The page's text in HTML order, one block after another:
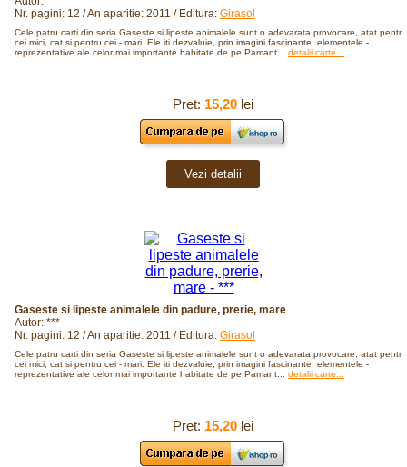
Nr. pagini: 12 / An aparitie: 2011 / Editura: Girasol
Cele patru carti din seria Gaseste si lipeste animalele sunt o adevarata provocare, atat pentru
cei mici, cat si pentru cei - mari. Ele iti dezvaluie, prin imagini fascinante, elementele -
reprezentative ale celor mai importante habitate de pe Pamant... detalii carte...
Pret: 15,20lei
Vezi detalii
Gaseste si lipeste animalele din padure, prerie, mare
Autor: ***
Nr. pagini: 12 / An aparitie: 2011 / Editura: Girasol
Cele patru carti din seria Gaseste si lipeste animalele sunt o adevarata provocare, atat pentru
cei mici, cat si pentru cei - mari. Ele iti dezvaluie, prin imagini fascinante, elementele -
reprezentative ale celor mai importante habitate de pe Pamant... detalii carte...
Pret: 15,20lei